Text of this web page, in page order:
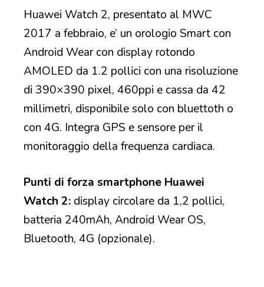
Huawei Watch 2, presentato al MWC
2017 a febbraio, e’ un orologio Smart con
Android Wear con display rotondo
AMOLED da 1.2 pollici con una risoluzione
di 390×390 pixel, 460ppi e cassa da 42
millimetri, disponibile solo con bluettoth o
con 4G. Integra GPS e sensore per il
monitoraggio della frequenza cardiaca.
Punti di forza smartphone Huawei
Watch 2: display circolare da 1,2 pollici,
batteria 240mAh, Android Wear OS,
Bluetooth, 4G (opzionale).